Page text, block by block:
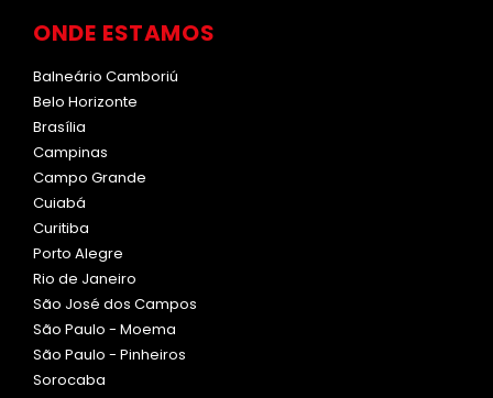
ONDE ESTAMOS
Balneário Camboriú
Belo Horizonte
Brasília
Campinas
Campo Grande
Cuiabá
Curitiba
Porto Alegre
Rio de Janeiro
São José dos Campos
São Paulo - Moema
São Paulo - Pinheiros
Sorocaba